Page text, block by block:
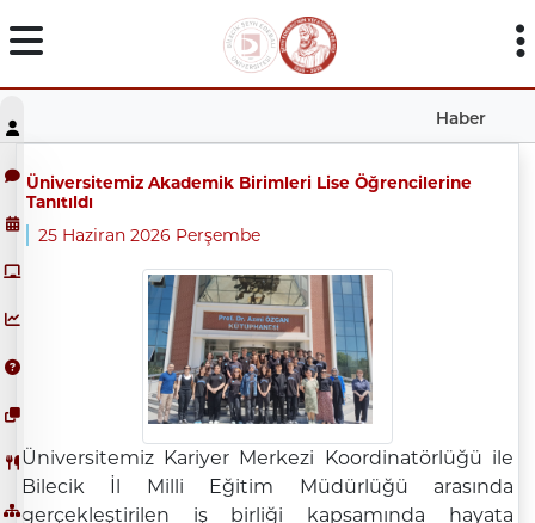
Haber
Üniversitemiz Akademik Birimleri Lise Öğrencilerine
Tanıtıldı
25 Haziran 2026 Perşembe
Üniversitemiz Kariyer Merkezi Koordinatörlüğü ile
Bilecik İl Milli Eğitim Müdürlüğü arasında
gerçekleştirilen iş birliği kapsamında hayata